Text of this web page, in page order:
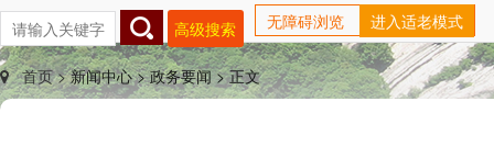
高级搜索 无障碍浏览 进入适老模式
首页 >新闻中心 >政务要闻 >正文